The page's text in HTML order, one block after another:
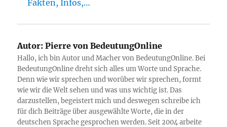
Fakten, Infos,…
Autor: Pierre von BedeutungOnline
Hallo, ich bin Autor und Macher von BedeutungOnline. Bei
BedeutungOnline dreht sich alles um Worte und Sprache.
Denn wie wir sprechen und worüber wir sprechen, formt
wie wir die Welt sehen und was uns wichtig ist. Das
darzustellen, begeistert mich und deswegen schreibe ich
für dich Beiträge über ausgewählte Worte, die in der
deutschen Sprache gesprochen werden. Seit 2004 arbeite